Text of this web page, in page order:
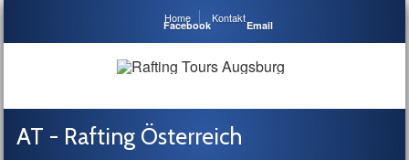
Home Kontakt
Facebook Email
AT - Rafting Österreich